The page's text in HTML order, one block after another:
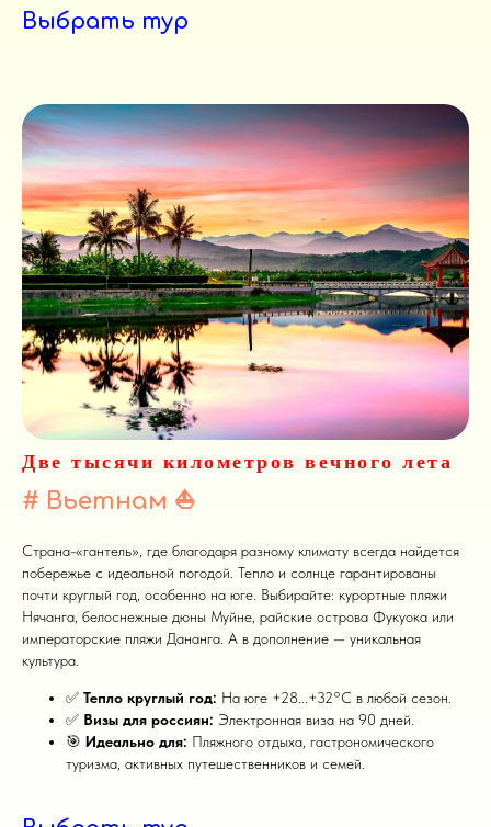
Выбрать тур
Две тысячи километров вечного лета
# Вьетнам ⛵
Страна-«гантель», где благодаря разному климату всегда найдется
побережье с идеальной погодой. Тепло и солнце гарантированы
почти круглый год, особенно на юге. Выбирайте: курортные пляжи
Нячанга, белоснежные дюны Муйне, райские острова Фукуока или
императорские пляжи Дананга. А в дополнение — уникальная
культура.
✅ Тепло круглый год: На юге +28...+32°C в любой сезон.
✅ Визы для россиян: Электронная виза на 90 дней.
🎯 Идеально для: Пляжного отдыха, гастрономического
туризма, активных путешественников и семей.